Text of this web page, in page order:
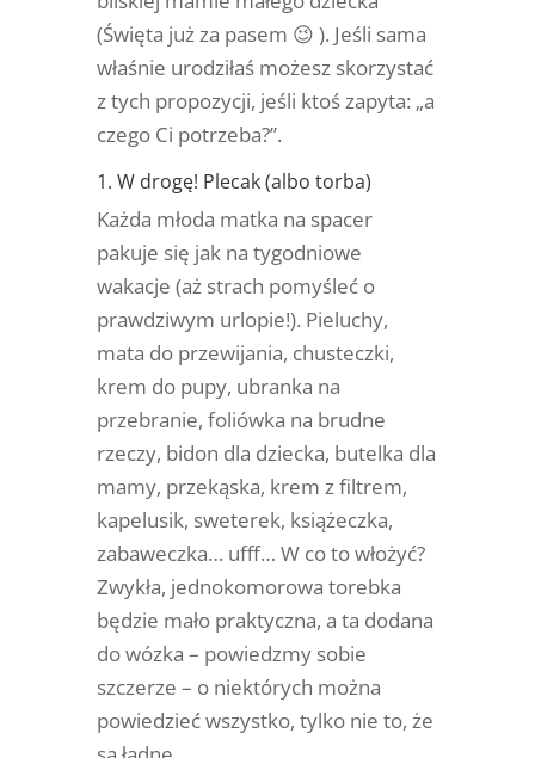
(Święta już za pasem 😉 ). Jeśli sama
właśnie urodziłaś możesz skorzystać
z tych propozycji, jeśli ktoś zapyta: „a
czego Ci potrzeba?”.
1. W drogę! Plecak (albo torba)
Każda młoda matka na spacer
pakuje się jak na tygodniowe
wakacje (aż strach pomyśleć o
prawdziwym urlopie!). Pieluchy,
mata do przewijania, chusteczki,
krem do pupy, ubranka na
przebranie, foliówka na brudne
rzeczy, bidon dla dziecka, butelka dla
mamy, przekąska, krem z filtrem,
kapelusik, sweterek, książeczka,
zabaweczka… ufff… W co to włożyć?
Zwykła, jednokomorowa torebka
będzie mało praktyczna, a ta dodana
do wózka – powiedzmy sobie
szczerze – o niektórych można
powiedzieć wszystko, tylko nie to, że